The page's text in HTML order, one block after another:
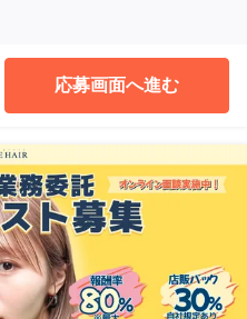
応募画面へ進む